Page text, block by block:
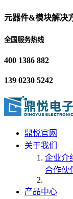
元器件&模块解决
全国服务热线
400 1386 882
139 0230 5242
鼎悦官网
关于我们
企业介
合作伙
产品中心